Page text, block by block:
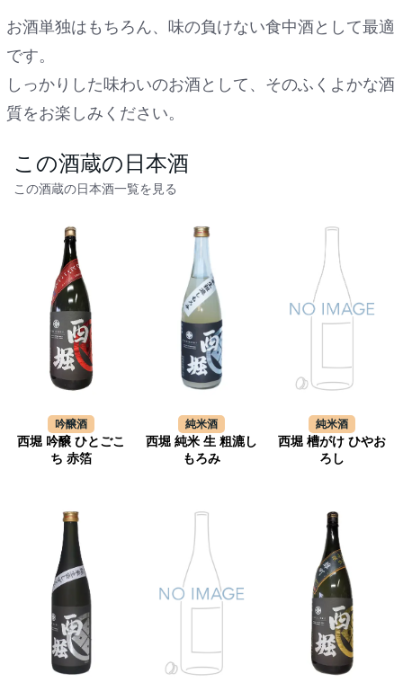
お酒単独はもちろん、味の負けない食中酒として最適
です。
しっかりした味わいのお酒として、そのふくよかな酒
質をお楽しみください。
この酒蔵の日本酒
この酒蔵の日本酒一覧を見る
吟醸酒
西堀 吟醸 ひとごこ
ち 赤箔
純米酒
西堀 純米 生 粗漉し
もろみ
純米酒
西堀 槽がけ ひやお
ろし